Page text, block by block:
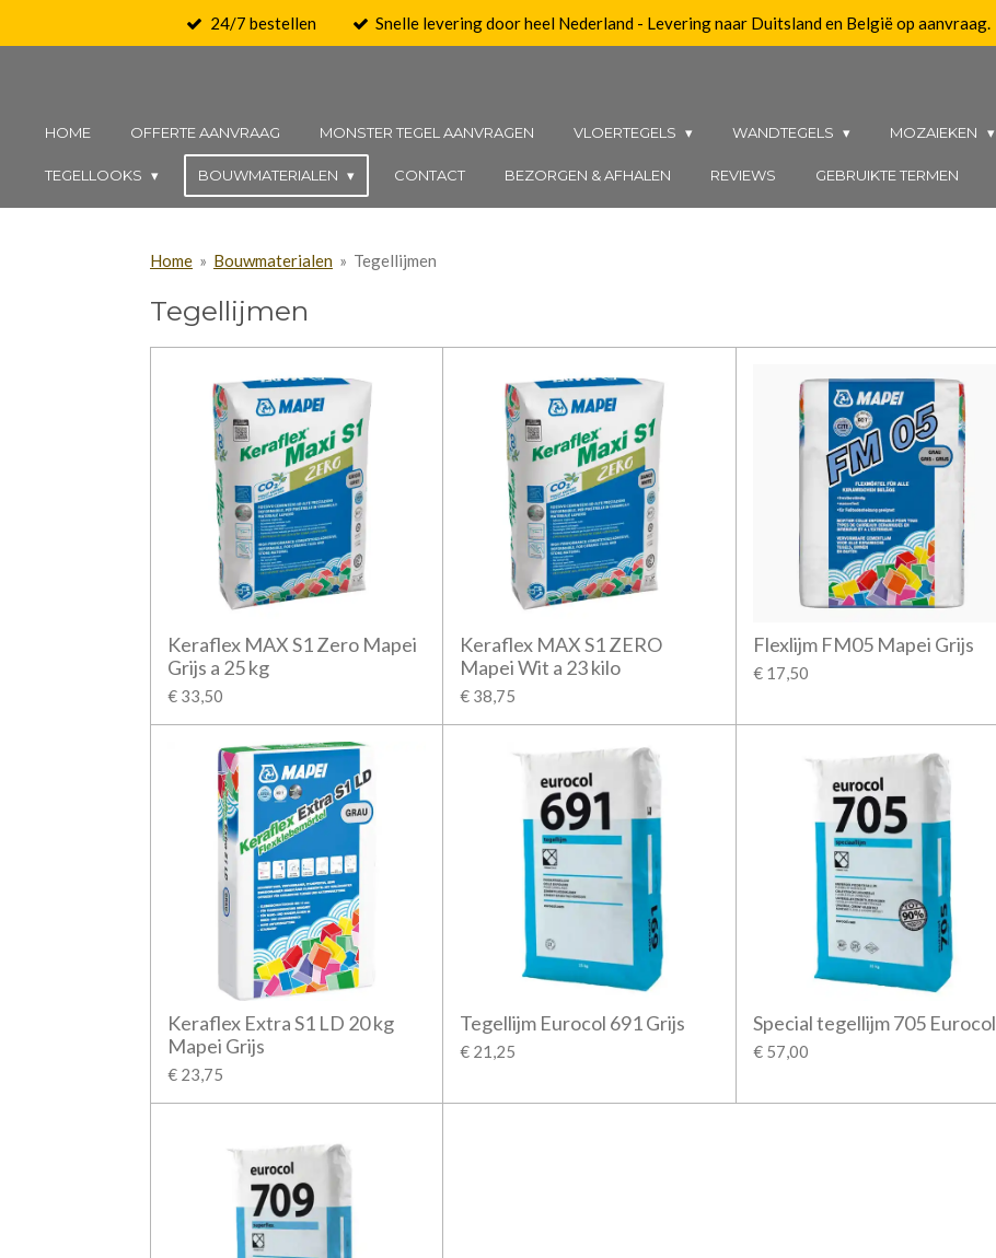
hoofdinhoud
24/7 bestellen Snelle levering door heel Nederland - Levering naar Duitsland en België op aanvraag.
HOME OFFERTE AANVRAAG MONSTER TEGEL AANVRAGEN VLOERTEGELS WANDTEGELS MOZAIEKEN
TEGELLOOKS BOUWMATERIALEN CONTACT BEZORGEN & AFHALEN REVIEWS GEBRUIKTE TERMEN
Home » Bouwmaterialen » Tegellijmen
Tegellijmen
Keraflex MAX S1 Zero Mapei
Grijs a 25 kg
€ 33,50
Keraflex MAX S1 ZERO
Mapei Wit a 23 kilo
€ 38,75
Flexlijm FM05 Mapei Grijs
€ 17,50
Keraflex Extra S1 LD 20 kg
Mapei Grijs
€ 23,75
Tegellijm Eurocol 691 Grijs
€ 21,25
Special tegellijm 705 Eurocol
€ 57,00